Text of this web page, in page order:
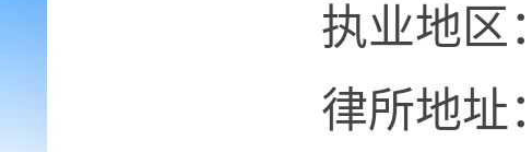
执业地区：
律所地址：